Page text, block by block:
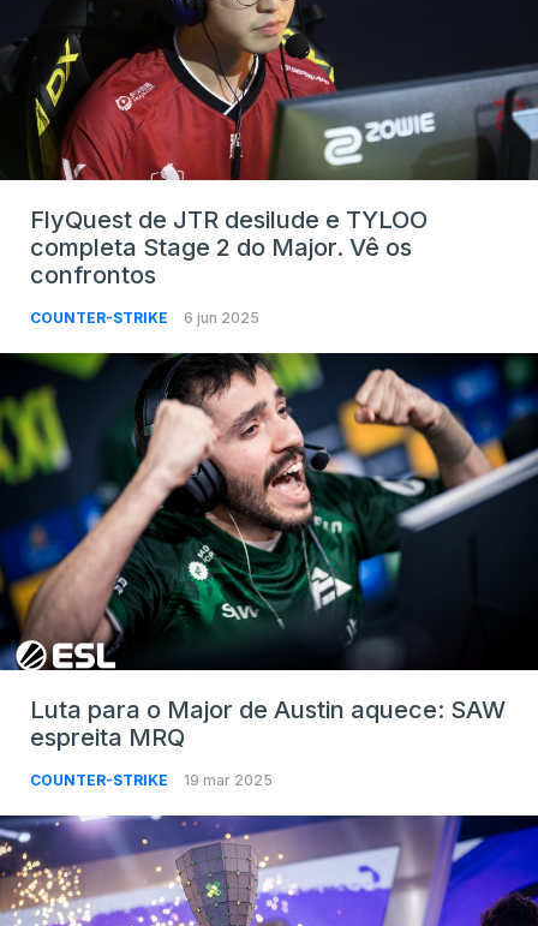
FlyQuest de JTR desilude e TYLOO
completa Stage 2 do Major. Vê os
confrontos
COUNTER-STRIKE 6 jun 2025
Luta para o Major de Austin aquece: SAW
espreita MRQ
COUNTER-STRIKE 19 mar 2025